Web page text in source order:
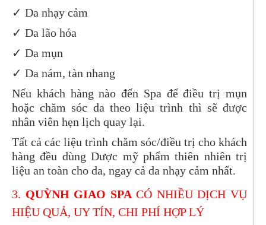
✓ Da nhạy cảm
✓ Da lão hóa
✓ Da mụn
✓ Da nám, tàn nhang
Nếu khách hàng nào đến Spa để điều trị mụn
hoặc chăm sóc da theo liệu trình thì sẽ được
nhân viên hẹn lịch quay lại.
Tất cả các liệu trình chăm sóc/điều trị cho khách
hàng đều dùng Dược mỹ phẩm thiên nhiên trị
liệu an toàn cho da, ngay cả da nhạy cảm nhất.
3. QUỲNH GIAO SPACÓ NHIỀU DỊCH VỤ
HIỆU QUẢ, UY TÍN, CHI PHÍ HỢP LÝ